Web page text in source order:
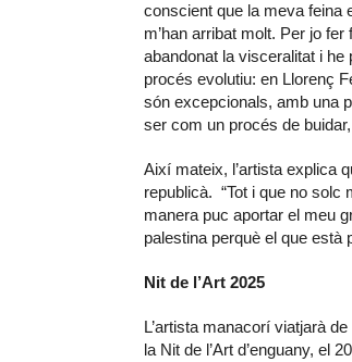
conscient que la meva feina
m’han arribat molt. Per jo
abandonat la visceralitat i
procés evolutiu: en Llorenç
són excepcionals, amb una
ser com un procés de buidar,
Així mateix, l’artista explica
republicà. “Tot i que no solc
manera puc aportar el meu
palestina perquè el que està
Nit de l’Art 2025
L’artista manacorí viatjarà
la Nit de l’Art d’enguany, el